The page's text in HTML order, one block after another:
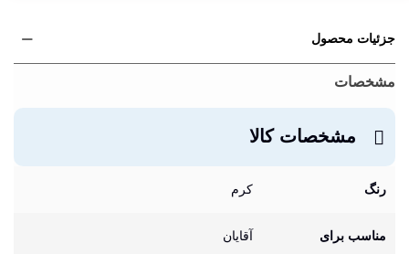
جزئیات محصول
مشخصات
مشخصات کالا
رنگ کرم
مناسب برای آقایان